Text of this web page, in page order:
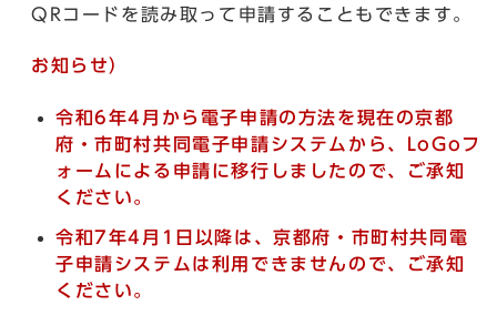
QRコードを読み取って申請することもできます。
お知らせ）
令和6年4月から電子申請の方法を現在の京都
府・市町村共同電子申請システムから、LoGoフ
ォームによる申請に移行しましたので、ご承知
ください。
令和7年4月1日以降は、京都府・市町村共同電
子申請システムは利用できませんので、ご承知
ください。